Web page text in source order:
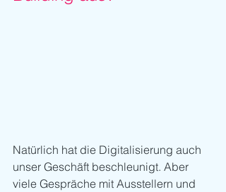
Natürlich hat die Digitalisierung auch
unser Geschäft beschleunigt. Aber
viele Gespräche mit Ausstellern und